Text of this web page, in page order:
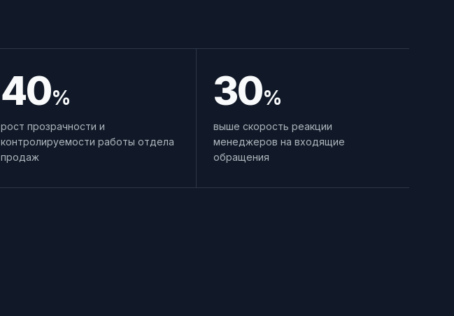
40%
рост прозрачности и
контролируемости работы отдела
продаж
30%
выше скорость реакции
менеджеров на входящие
обращения